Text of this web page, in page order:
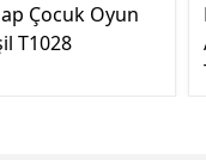
Çocuk Oyun
T1028